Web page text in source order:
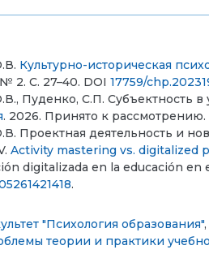
Культурно-историческая
2. С. 27–40. DOI 17759/
Пуденко, С.П. Субъектность
. 2026. Принято к рассмотрению.
Проектная деятельность и
Activity mastering vs. digitalized
digitalizada en la educación en
.
"Психология образования",
теории и практики